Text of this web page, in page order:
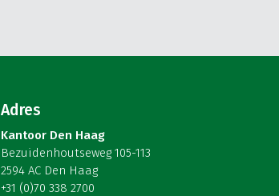
Adres
Kantoor Den Haag
Bezuidenhoutseweg 105-113
2594 AC Den Haag
+31 (0)70 338 2700